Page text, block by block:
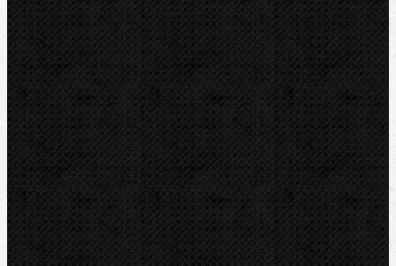
Lisování
Závitořezy
Drážkovače
Pily
Tlakové pumpy